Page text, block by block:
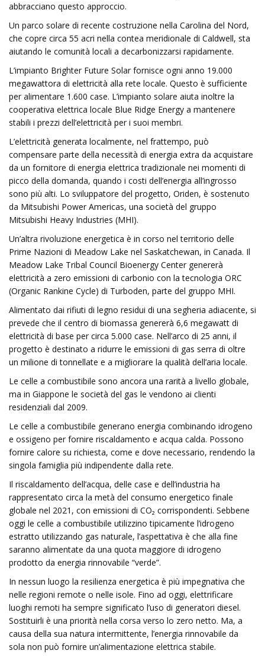
abbracciano questo approccio.
Un parco solare di recente costruzione nella Carolina del Nord,
che copre circa 55 acri nella contea meridionale di Caldwell, sta
aiutando le comunità locali a decarbonizzarsi rapidamente.
L’impianto Brighter Future Solar fornisce ogni anno 19.000
megawattora di elettricità alla rete locale. Questo è sufficiente
per alimentare 1.600 case. L’impianto solare aiuta inoltre la
cooperativa elettrica locale Blue Ridge Energy a mantenere
stabili i prezzi dell’elettricità per i suoi membri.
L’elettricità generata localmente, nel frattempo, può
compensare parte della necessità di energia extra da acquistare
da un fornitore di energia elettrica tradizionale nei momenti di
picco della domanda, quando i costi dell’energia all’ingrosso
sono più alti. Lo sviluppatore del progetto, Oriden, è sostenuto
da Mitsubishi Power Americas, una società del gruppo
Mitsubishi Heavy Industries (MHI).
Un’altra rivoluzione energetica è in corso nel territorio delle
Prime Nazioni di Meadow Lake nel Saskatchewan, in Canada. Il
Meadow Lake Tribal Council Bioenergy Center genererà
elettricità a zero emissioni di carbonio con la tecnologia ORC
(Organic Rankine Cycle) di Turboden, parte del gruppo MHI.
Alimentato dai rifiuti di legno residui di una segheria adiacente, si
prevede che il centro di biomassa genererà 6,6 megawatt di
elettricità di base per circa 5.000 case. Nell’arco di 25 anni, il
progetto è destinato a ridurre le emissioni di gas serra di oltre
un milione di tonnellate e a migliorare la qualità dell’aria locale.
Le celle a combustibile sono ancora una rarità a livello globale,
ma in Giappone le società del gas le vendono ai clienti
residenziali dal 2009.
Le celle a combustibile generano energia combinando idrogeno
e ossigeno per fornire riscaldamento e acqua calda. Possono
fornire calore su richiesta, come e dove necessario, rendendo la
singola famiglia più indipendente dalla rete.
Il riscaldamento dell’acqua, delle case e dell’industria ha
rappresentato circa la metà del consumo energetico finale
globale nel 2021, con emissioni di CO₂ corrispondenti. Sebbene
oggi le celle a combustibile utilizzino tipicamente l’idrogeno
estratto utilizzando gas naturale, l’aspettativa è che alla fine
saranno alimentate da una quota maggiore di idrogeno
prodotto da energia rinnovabile “verde”.
In nessun luogo la resilienza energetica è più impegnativa che
nelle regioni remote o nelle isole. Fino ad oggi, elettrificare
luoghi remoti ha sempre significato l’uso di generatori diesel.
Sostituirli è una priorità nella corsa verso lo zero netto. Ma, a
causa della sua natura intermittente, l’energia rinnovabile da
sola non può fornire un’alimentazione elettrica stabile.